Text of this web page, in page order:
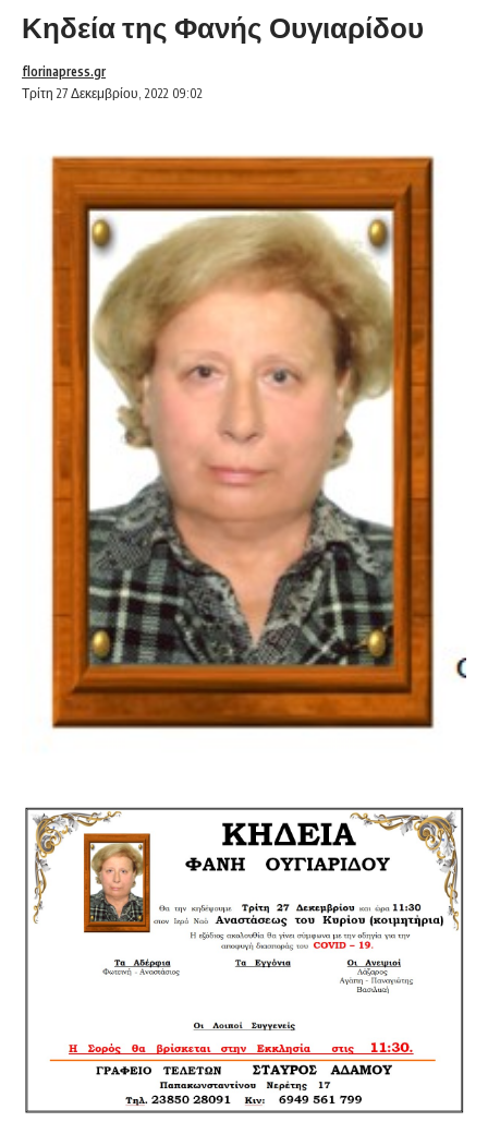
Κηδεία της Φανής Ουγιαρίδου
Τρίτη 27 Δεκεμβρίου, 2022 09:02
florinapress.gr